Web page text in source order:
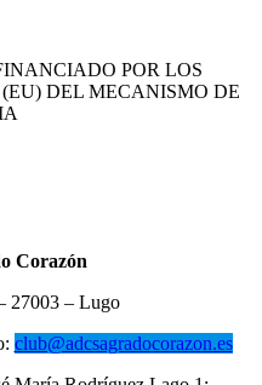
POR LOS
DEL MECANISMO DE
Corazón
27003 – Lugo
club@adcsagradocorazon.es